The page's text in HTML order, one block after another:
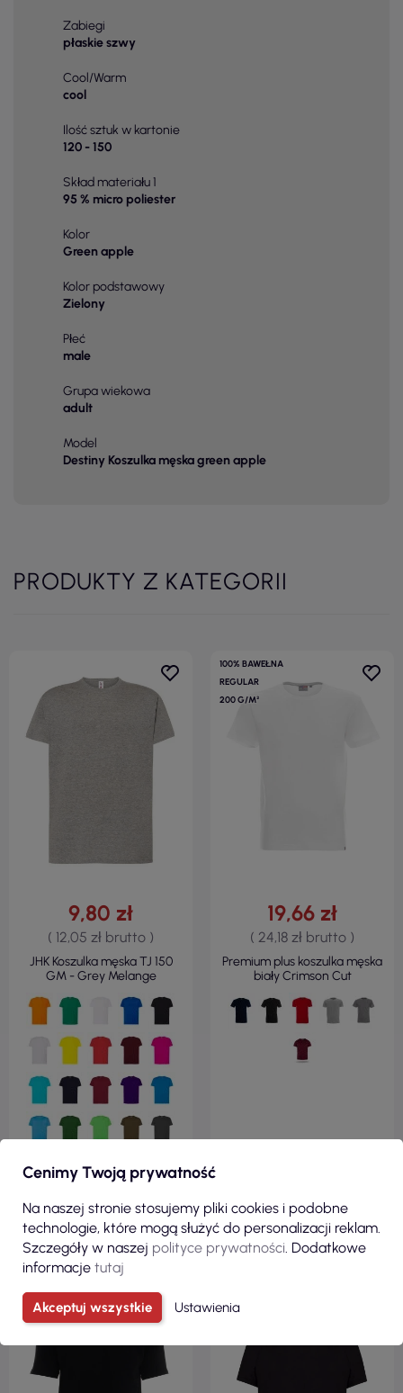
Zabiegi
płaskie szwy
Cool/Warm
cool
Ilość sztuk w kartonie
120 - 150
Skład materiału 1
95 % micro poliester
Kolor
Green apple
Kolor podstawowy
Zielony
Płeć
male
Grupa wiekowa
adult
Model
Destiny Koszulka męska green apple
PRODUKTY Z KATEGORII
ZOBACZ
9,80 zł
( 12,05 zł brutto )
JHK Koszulka męska TJ 150
GM - Grey Melange
100% BAWEŁNA
REGULAR
200 G/M²
ZOBACZ
19,66 zł
( 24,18 zł brutto )
Premium plus koszulka męska
biały Crimson Cut
REGULAR
Cenimy Twoją prywatność
Na naszej stronie stosujemy pliki cookies i podobne
technologie, które mogą służyć do personalizacji reklam.
Szczegóły w naszej polityce prywatności. Dodatkowe
informacje tutaj
Akceptuj wszystkie Ustawienia